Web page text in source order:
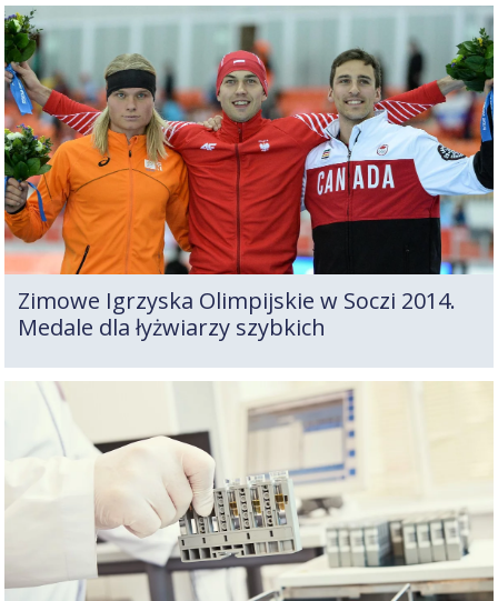
Zimowe Igrzyska Olimpijskie w Soczi 2014.
Medale dla łyżwiarzy szybkich